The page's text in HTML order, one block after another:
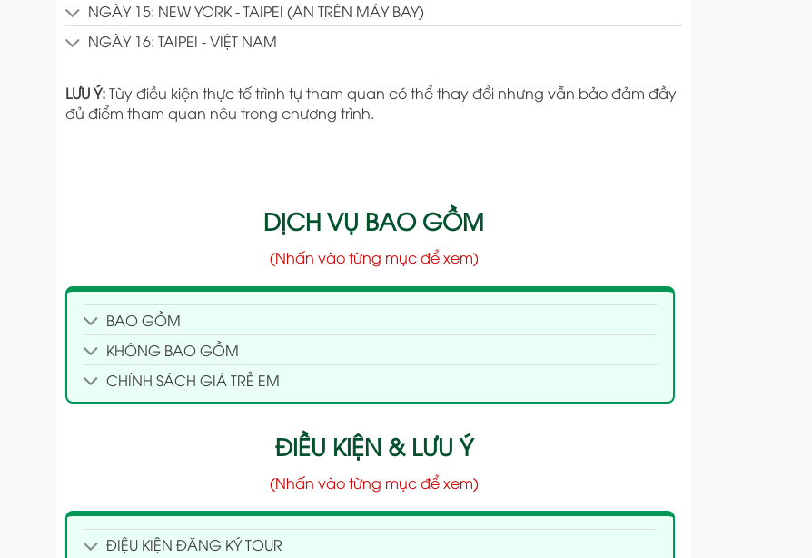
NGÀY 15: NEW YORK - TAIPEI (ĂN TRÊN MÁY BAY)
NGÀY 16: TAIPEI - VIỆT NAM
LƯU Ý:Tùy điều kiện thực tế trình tự tham quan có thể thay đổi nhưng vẫn bảo đảm đầy
đủ điểm tham quan nêu trong chương trình.
DỊCH VỤ BAO GỒM
(Nhấn vào từng mục để xem)
BAO GỒM
KHÔNG BAO GỒM
CHÍNH SÁCH GIÁ TRẺ EM
ĐIỀU KIỆN & LƯU Ý
(Nhấn vào từng mục để xem)
ĐIỆU KIỆN ĐĂNG KÝ TOUR